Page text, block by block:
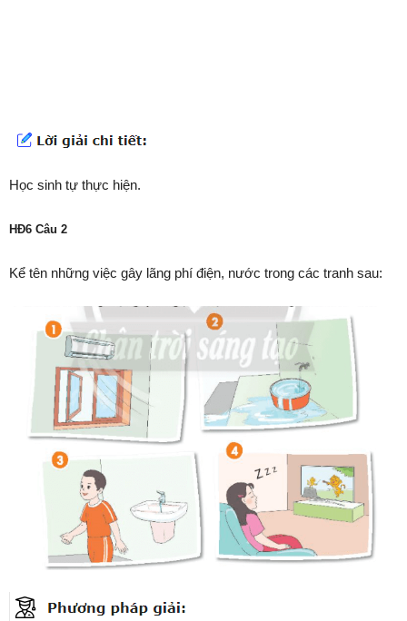
Học sinh tự thực hiện.
HĐ6 Câu 2
Kể tên những việc gây lãng phí điện, nước trong các tranh sau: